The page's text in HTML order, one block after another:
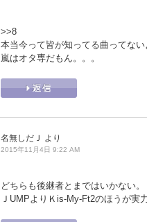
>>8
本当今って皆が知ってる曲ってない
嵐はオタ専だもん。。。
名無しだＪ より
2015年11月4日 9:22 AM
どちらも後継者とまではいかない。
ＪUMPよりＫis-My-Ft2のほうが実